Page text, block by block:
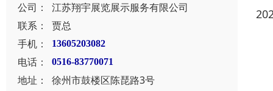
公司：
江苏翔宇展览展示服务有限公司
联系：
贾总
手机：
13605203082
电话： 0516-83770071
地址：
徐州市鼓楼区陈琵路3号